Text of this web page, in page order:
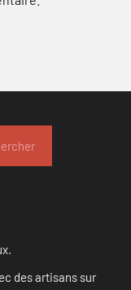
des artisans sur